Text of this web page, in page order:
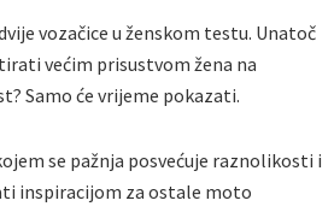
vozačice u ženskom testu. Unatoč
većim prisustvom žena na
Samo će vrijeme pokazati.
se pažnja posvećuje raznolikosti i
inspiracijom za ostale moto